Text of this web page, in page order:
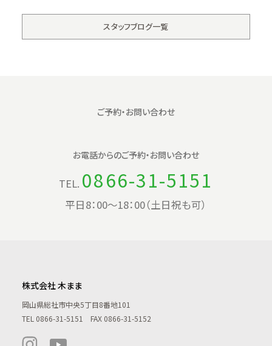
スタッフブログ一覧
ご予約・お問い合わせ
お電話からのご予約・お問い合わせ
TEL. 0866-31-5151
平日8：00〜18：00（土日祝も可）
株式会社 木まま
岡山県総社市中央5丁目8番地101
TEL 0866-31-5151 FAX 0866-31-5152